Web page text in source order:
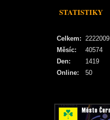
STATISTIKY
Online: 50
Celkem: 2222009
Měsíc:
40574
Den:
1419